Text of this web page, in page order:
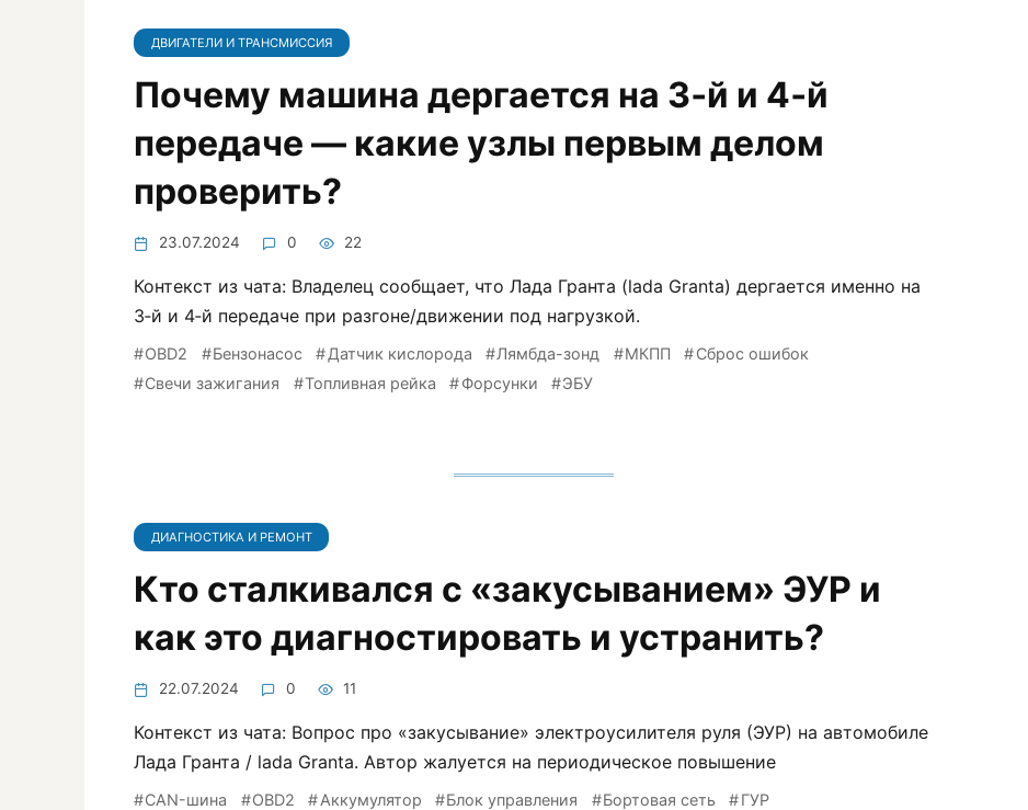
ДВИГАТЕЛИ И ТРАНСМИССИЯ
Почему машина дергается на 3‑й и 4‑й
передаче — какие узлы первым делом
проверить?
23.07.2024 0 22
Контекст из чата: Владелец сообщает, что Лада Гранта (lada Granta) дергается именно на
3‑й и 4‑й передаче при разгоне/движении под нагрузкой.
OBD2 Бензонасос Датчик кислорода Лямбда-зонд МКПП
Сброс ошибок
Свечи зажигания
Топливная рейка Форсунки ЭБУ
ДИАГНОСТИКА И РЕМОНТ
Кто сталкивался с «закусыванием» ЭУР и
как это диагностировать и устранить?
22.07.2024 0 11
Контекст из чата: Вопрос про «закусывание» электроусилителя руля (ЭУР) на автомобиле
Лада Гранта / lada Granta. Автор жалуется на периодическое повышение
CAN-шина OBD2 Аккумулятор Блок управления Бортовая сеть
ГУР